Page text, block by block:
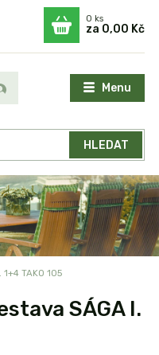
Menu
HLEDAT
0ks
za 0,00 Kč
TAKO 105
SÁGA I.